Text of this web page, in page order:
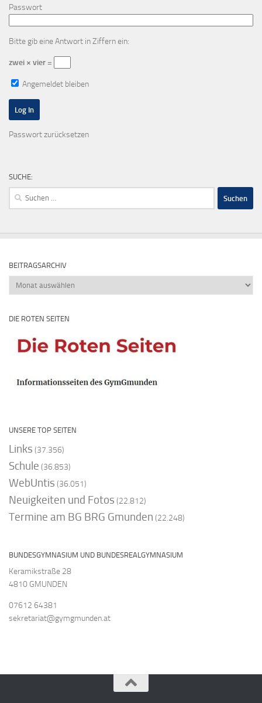
Passwort
Bitte gib eine Antwort in Ziffern ein:
zwei × vier =
Angemeldet bleiben
Passwort zurücksetzen
SUCHE:
Suchen
BEITRAGSARCHIV
Beitragsarchiv
DIE ROTEN SEITEN
UNSERE TOP SEITEN
Links (37.356)
Schule (36.853)
WebUntis (36.051)
Neuigkeiten und Fotos (22.812)
Termine am BG BRG Gmunden (22.248)
BUNDESGYMNASIUM UND BUNDESREALGYMNASIUM
Keramikstraße 28
4810 GMUNDEN
07612 64381
sekretariat@gymgmunden.at